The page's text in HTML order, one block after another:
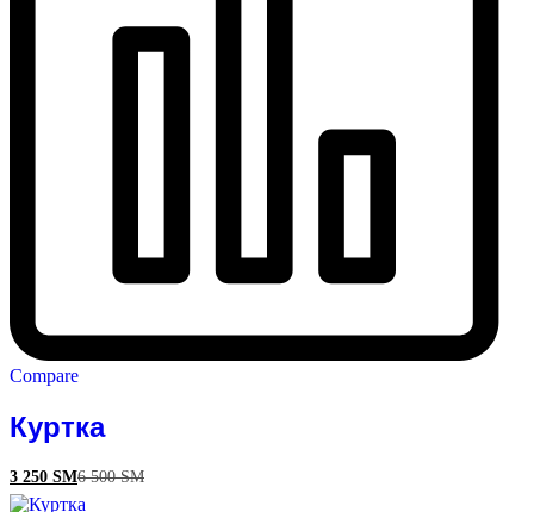
Compare
Куртка
3 250 ЅМ6 500ЅМ